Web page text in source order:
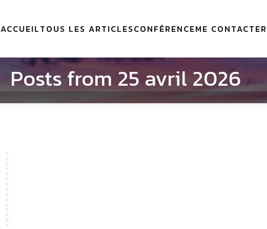
ACCUEILTOUS LES ARTICLESCONFÉRENCEME CONTACTER
Posts from 25 avril 2026